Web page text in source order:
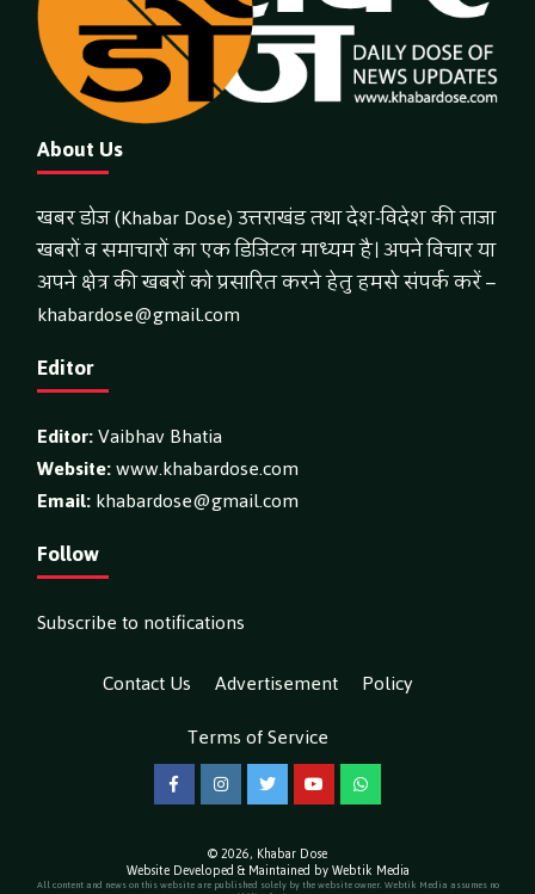
About Us
खबर डोज (Khabar Dose) उत्तराखंड तथा देश-विदेश की ताजा
खबरों व समाचारों का एक डिजिटल माध्यम है। अपने विचार या
अपने क्षेत्र की खबरों को प्रसारित करने हेतु हमसे संपर्क करें –
khabardose@gmail.com
Editor
Editor:Vaibhav Bhatia
Website:www.khabardose.com
Email:khabardose@gmail.com
Follow
Subscribe to notifications
Contact Us
Advertisement
Policy
Terms of Service
FacebookInstagramTwitterYouTubeWhatsApp
© 2026, Khabar Dose
Website Developed & Maintained by Webtik Media
All content and news on this website are published solely by the website owner. Webtik Media assumes no